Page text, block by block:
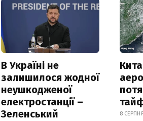
В Україні не
залишилося жодної
неушкодженої
електростанції –
Зеленський
8